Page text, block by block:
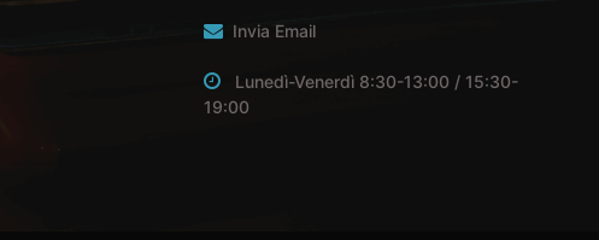
Invia Email
Lunedì-Venerdì 8:30-13:00 / 15:30-
19:00